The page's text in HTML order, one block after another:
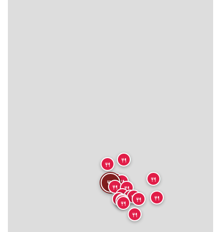
🍴🍴
🍴🍴
🍴
🍴
🍴
🍴
🍴
🍴
🍴🍴
🍴
🍴
🍴🍴
🍴
🍴
🍴
🍴